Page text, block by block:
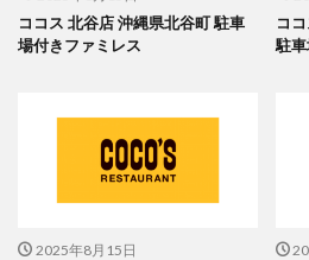
ココス 北谷店 沖縄県北谷町 駐車
場付きファミレス
コ
駐
2025年8月15日